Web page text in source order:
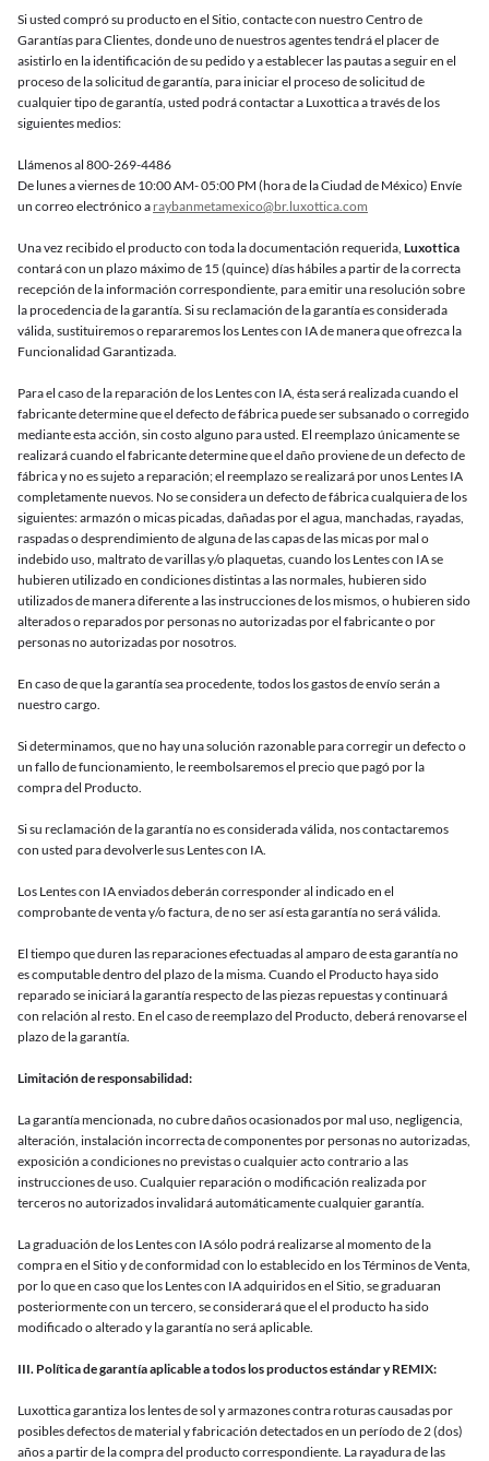
Si usted compró su producto en el Sitio, contacte con nuestro Centro de
Garantías para Clientes, donde uno de nuestros agentes tendrá el placer de
asistirlo en la identificación de su pedido y a establecer las pautas a seguir en el
proceso de la solicitud de garantía, para iniciar el proceso de solicitud de
cualquier tipo de garantía, usted podrá contactar a Luxottica a través de los
siguientes medios:
Llámenos al 800-269-4486
De lunes a viernes de 10:00 AM- 05:00 PM (hora de la Ciudad de México) Envíe
un correo electrónico a raybanmetamexico@br.luxottica.com
Una vez recibido el producto con toda la documentación requerida, Luxottica
contará con un plazo máximo de 15 (quince) días hábiles a partir de la correcta
recepción de la información correspondiente, para emitir una resolución sobre
la procedencia de la garantía. Si su reclamación de la garantía es considerada
válida, sustituiremos o repararemos los Lentes con IA de manera que ofrezca la
Funcionalidad Garantizada.
Para el caso de la reparación de los Lentes con IA, ésta será realizada cuando el
fabricante determine que el defecto de fábrica puede ser subsanado o corregido
mediante esta acción, sin costo alguno para usted. El reemplazo únicamente se
realizará cuando el fabricante determine que el daño proviene de un defecto de
fábrica y no es sujeto a reparación; el reemplazo se realizará por unos Lentes IA
completamente nuevos. No se considera un defecto de fábrica cualquiera de los
siguientes: armazón o micas picadas, dañadas por el agua, manchadas, rayadas,
raspadas o desprendimiento de alguna de las capas de las micas por mal o
indebido uso, maltrato de varillas y/o plaquetas, cuando los Lentes con IA se
hubieren utilizado en condiciones distintas a las normales, hubieren sido
utilizados de manera diferente a las instrucciones de los mismos, o hubieren sido
alterados o reparados por personas no autorizadas por el fabricante o por
personas no autorizadas por nosotros.
En caso de que la garantía sea procedente, todos los gastos de envío serán a
nuestro cargo.
Si determinamos, que no hay una solución razonable para corregir un defecto o
un fallo de funcionamiento, le reembolsaremos el precio que pagó por la
compra del Producto.
Si su reclamación de la garantía no es considerada válida, nos contactaremos
con usted para devolverle sus Lentes con IA.
Los Lentes con IA enviados deberán corresponder al indicado en el
comprobante de venta y/o factura, de no ser así esta garantía no será válida.
El tiempo que duren las reparaciones efectuadas al amparo de esta garantía no
es computable dentro del plazo de la misma. Cuando el Producto haya sido
reparado se iniciará la garantía respecto de las piezas repuestas y continuará
con relación al resto. En el caso de reemplazo del Producto, deberá renovarse el
plazo de la garantía.
Limitación de responsabilidad:
La garantía mencionada, no cubre daños ocasionados por mal uso, negligencia,
alteración, instalación incorrecta de componentes por personas no autorizadas,
exposición a condiciones no previstas o cualquier acto contrario a las
instrucciones de uso. Cualquier reparación o modificación realizada por
terceros no autorizados invalidará automáticamente cualquier garantía.
La graduación de los Lentes con IA sólo podrá realizarse al momento de la
compra en el Sitio y de conformidad con lo establecido en los Términos de Venta,
por lo que en caso que los Lentes con IA adquiridos en el Sitio, se graduaran
posteriormente con un tercero, se considerará que el el producto ha sido
modificado o alterado y la garantía no será aplicable.
III. Política de garantía aplicable a todos los productos estándar y REMIX:
Luxottica garantiza los lentes de sol y armazones contra roturas causadas por
posibles defectos de material y fabricación detectados en un período de 2 (dos)
años a partir de la compra del producto correspondiente. La rayadura de las